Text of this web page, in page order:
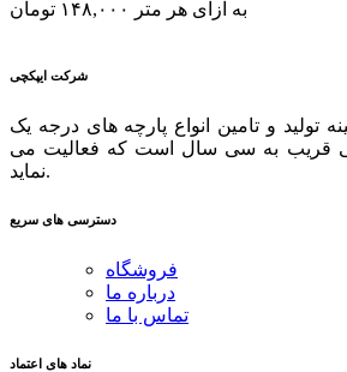
۱۴۸,۰۰۰ تومان به ازای هر متر
شرکت ایپکچی
تولید و تامین انواع پارچه های درجه یک
قریب به سی سال است که فعالیت می
نماید.
دسترسی های سریع
فروشگاه
درباره ما
تماس با ما
نماد های اعتماد